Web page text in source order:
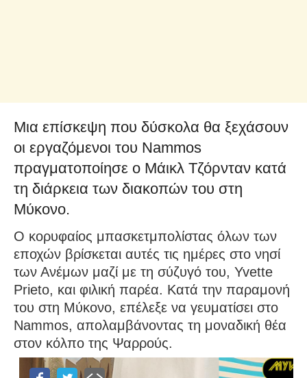
Μια επίσκεψη που δύσκολα θα ξεχάσουν
οι εργαζόμενοι του Nammos
πραγματοποίησε ο Μάικλ Τζόρνταν κατά
τη διάρκεια των διακοπών του στη
Μύκονο.
Ο κορυφαίος μπασκετμπολίστας όλων των
εποχών βρίσκεται αυτές τις ημέρες στο νησί
των Ανέμων μαζί με τη σύζυγό του, Yvette
Prieto, και φιλική παρέα. Κατά την παραμονή
του στη Μύκονο, επέλεξε να γευματίσει στο
Nammos, απολαμβάνοντας τη μοναδική θέα
στον κόλπο της Ψαρρούς.